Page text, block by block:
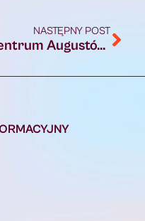
NASTĘPNY POST
Centrum Augustów wygrywa z Bestiosem Białystok 3:0